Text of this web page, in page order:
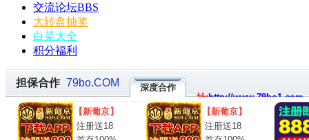
交流论坛BBS
大转盘抽奖
白菜大全
积分福利